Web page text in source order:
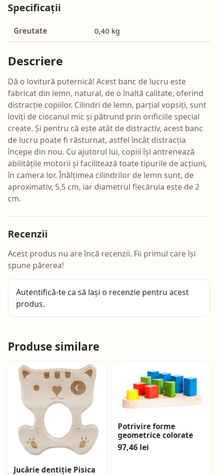
Specificații
Greutate 0,40 kg
Descriere
Dă o lovitură puternică! Acest banc de lucru este
fabricat din lemn, natural, de o înaltă calitate, oferind
distracție copiilor. Cilindri de lemn, parțial vopsiți, sunt
loviți de ciocanul mic și pătrund prin orificiile special
create. Și pentru că este atât de distractiv, acest banc
de lucru poate fi răsturnat, astfel încât distracția
începe din nou. Cu ajutorul lui, copiii își antrenează
abilitățile motorii și facilitează toate tipurile de acțiuni,
în camera lor. Înălțimea cilindrilor de lemn sunt, de
aproximativ, 5,5 cm, iar diametrul fiecăruia este de 2
cm.
Recenzii
Acest produs nu are încă recenzii. Fii primul care își
spune părerea!
Autentifică-te ca să lași o recenzie pentru acest
produs.
Produse similare
Jucărie dentiție Pisica
Potrivire forme
geometrice colorate
97,46 lei